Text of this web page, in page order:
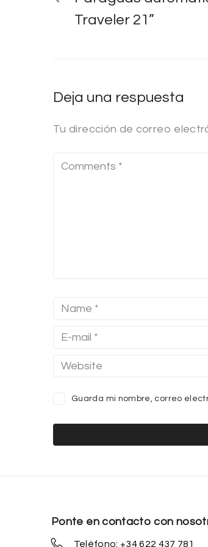
Traveler 21”
Deja una respuesta
Tu dirección de correo
Guarda mi nombre, correo
Ponte en contacto con
Teléfono: +34 622 437 781